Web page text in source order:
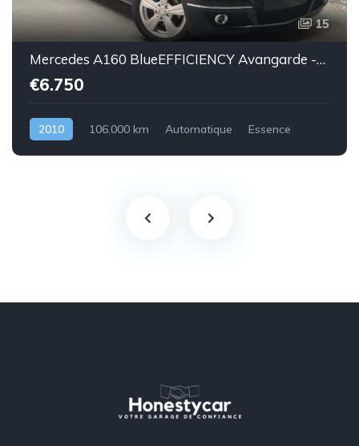
15
Mercedes A160 BlueEFFICIENCY Avangarde -essence euro 5-2010-106.000km-Top état -Garantie
€6.750
2010 106.000 km Automatique Essence